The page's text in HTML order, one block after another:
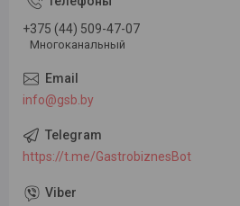
+375 (44) 509-47-07
Многоканальный
info@gsb.by
https://t.me/GastrobiznesBot